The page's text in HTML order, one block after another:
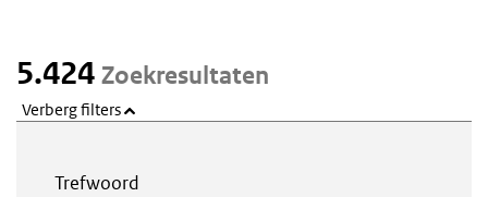
5.424 Zoekresultaten
Verberg filters
Trefwoord